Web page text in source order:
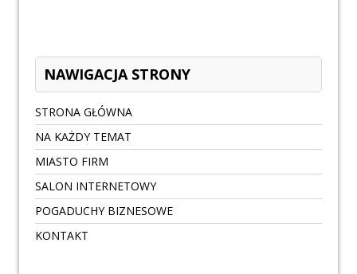
NAWIGACJA STRONY
STRONA GŁÓWNA
NA KAŻDY TEMAT
MIASTO FIRM
SALON INTERNETOWY
POGADUCHY BIZNESOWE
KONTAKT